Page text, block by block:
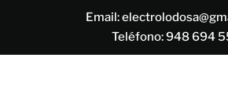
Email:
Teléfono:948 694